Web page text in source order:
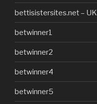
bettisistersites.net – UK
betwinner1
betwinner2
betwinner4
betwinner5